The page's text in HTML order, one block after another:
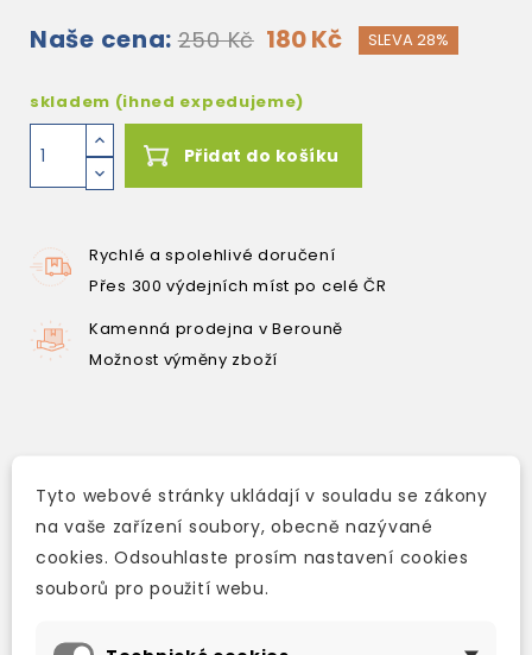
Naše cena: 250 Kč 180 Kč SLEVA 28%
skladem (ihned expedujeme)
Přidat do košíku
Rychlé a spolehlivé doručení
Přes 300 výdejních míst po celé ČR
Kamenná prodejna v Berouně
Možnost výměny zboží
Detaily produktu
A hidden treasure. A forgotten truth. Cotton
kidnapped and his bookshop in Copenhagen
Tyto webové stránky ukládají v souladu se zákony
na vaše zařízení soubory, obecně nazývané
cookies. Odsouhlaste prosím nastavení cookies
souborů pro použití webu.